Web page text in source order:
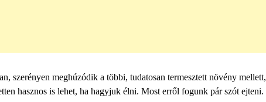
szerényen meghúzódik a többi, tudatosan termesztett növény mellett,
hasznos is lehet, ha hagyjuk élni. Most erről fogunk pár szót ejteni.